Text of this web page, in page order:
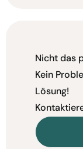
Nicht das
Kein
Lösung!